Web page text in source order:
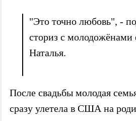
"Это точно любовь", -
сториз с молодожёнами
Наталья.
После свадьбы молодая
сразу улетела в США на